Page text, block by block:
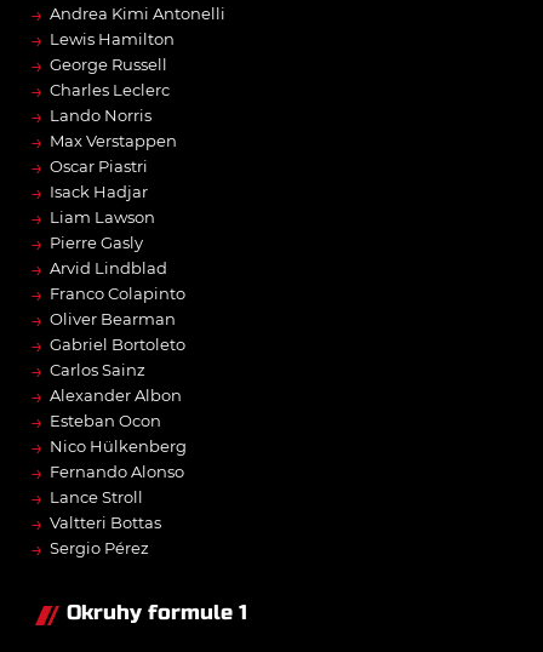
→ Andrea Kimi Antonelli
→ Lewis Hamilton
→ George Russell
→ Charles Leclerc
→ Lando Norris
→ Max Verstappen
→ Oscar Piastri
→ Isack Hadjar
→ Liam Lawson
→ Pierre Gasly
→ Arvid Lindblad
→ Franco Colapinto
→ Oliver Bearman
→ Gabriel Bortoleto
→ Carlos Sainz
→ Alexander Albon
→ Esteban Ocon
→ Nico Hülkenberg
→ Fernando Alonso
→ Lance Stroll
→ Valtteri Bottas
→ Sergio Pérez
Okruhy formule 1